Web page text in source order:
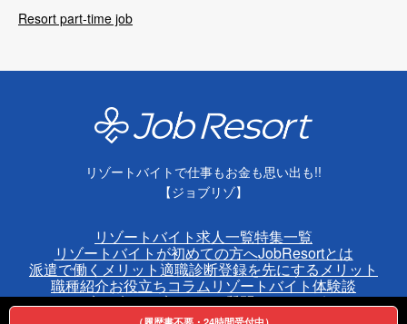
Resort part-time job
リゾートバイトで仕事もお金も思い出も!!
【ジョブリゾ】
リゾートバイト求人一覧特集一覧
リゾートバイトが初めての方へJobResortとは
派遣で働くメリット適職診断登録を先にするメリット
職種紹介お役立ちコラムリゾートバイト体験談
ジョブリゾクラブよくある質問ホテルサポート